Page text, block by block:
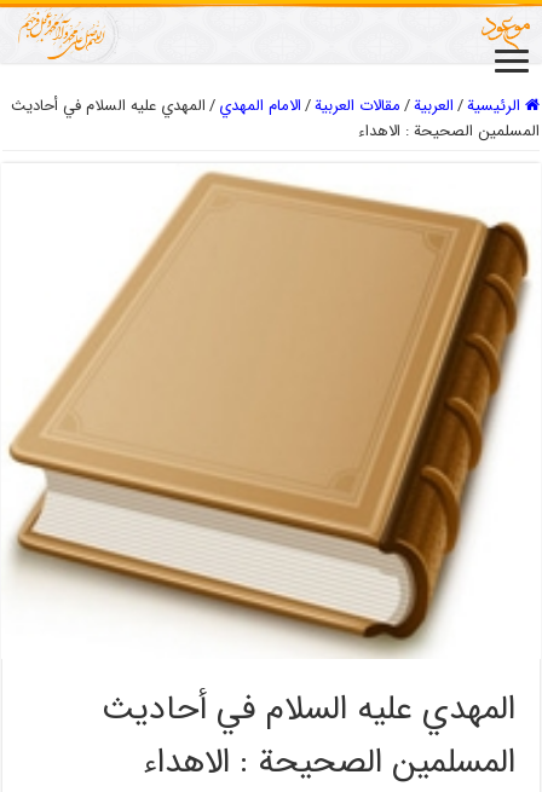
الرئيسية/العربیة/مقالات العربیة/الامام المهدي /المهدي عليه السلام في أحاديث
المسلمين الصحيحة : الاهداء
المهدي عليه السلام في أحاديث
المسلمين الصحيحة : الاهداء